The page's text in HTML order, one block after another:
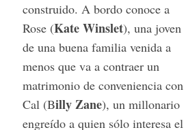
construido. A bordo conoce a
Rose (Kate Winslet), una joven
de una buena familia venida a
menos que va a contraer un
matrimonio de conveniencia con
Cal (Billy Zane), un millonario
engreído a quien sólo interesa el